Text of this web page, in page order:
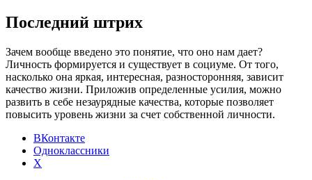
Последний штрих
Зачем вообще введено это понятие, что оно нам дает?
Личность формируется и существует в социуме. От того,
насколько она яркая, интересная, разносторонняя, зависит
качество жизни. Приложив определенные усилия, можно
развить в себе незаурядные качества, которые позволяет
повысить уровень жизни за счет собственной личности.
ВКонтакте
Одноклассники
X